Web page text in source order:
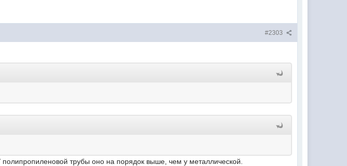
#2303
трубы оно на порядок выше, чем у металлической.